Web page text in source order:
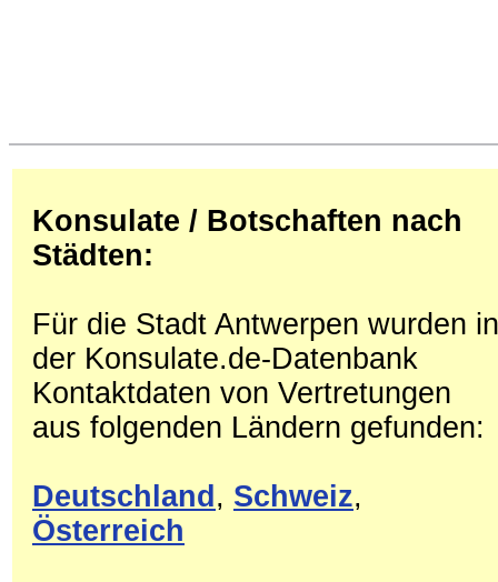
Konsulate / Botschaften nach
Städten:
Für die Stadt Antwerpen wurden in
der Konsulate.de-Datenbank
Kontaktdaten von Vertretungen
aus folgenden Ländern gefunden:
Deutschland , Schweiz,
Österreich